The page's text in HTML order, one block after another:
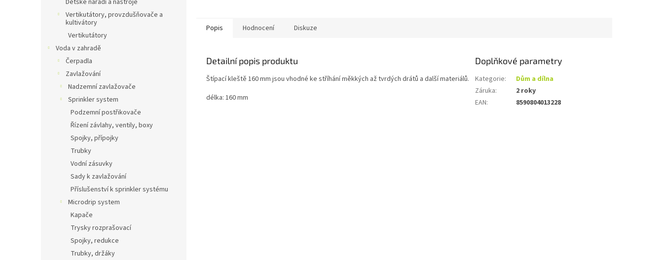
Dětské nářadí a nástroje
Vertikutátory, provzdušňovače a
kultivátory
Vertikutátory
Voda v zahradě
Čerpadla
Zavlažování
Nadzemní zavlažovače
Sprinkler system
Podzemní postřikovače
Řízení závlahy, ventily, boxy
Spojky, přípojky
Trubky
Vodní zásuvky
Sady k zavlažování
Příslušenství k sprinkler systému
Microdrip system
Kapače
Trysky rozprašovací
Spojky, redukce
Trubky, držáky
Popis Hodnocení Diskuze
Detailní popis produktu
Štípací kleště 160 mm jsou vhodné ke stříhání měkkých až tvrdých drátů a další materiálů.
délka: 160 mm
Doplňkové parametry
Kategorie:
Dům a dílna
Záruka:
2 roky
EAN: 8590804013228